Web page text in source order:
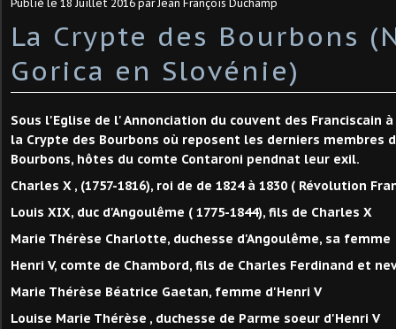
Publié le 18 Juillet 2016 par Jean François Duchamp
La Crypte des Bourbons
Gorica en Slovénie)
Sous l'Eglise de l' Annonciation du couvent des Franciscain
la Crypte des Bourbons où reposent les derniers membres
Bourbons, hôtes du comte Contaroni pendnat leur exil.
Charles X , (1757-1816), roi de de 1824 à 1830 ( Révolution
Louis XIX, duc d'Angoulême ( 1775-1844), fils de Charles X
Marie Thérèse Charlotte, duchesse d'Angoulême, sa femme
Henri V, comte de Chambord, fils de Charles Ferdinand et
Marie Thérèse Béatrice Gaetan, femme d'Henri V
Louise Marie Thérèse , duchesse de Parme soeur d'Henri V